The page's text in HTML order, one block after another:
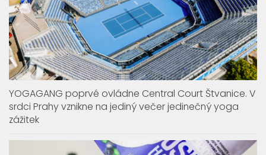
YOGAGANG poprvé ovládne Central Court Štvanice. V
srdci Prahy vznikne na jediný večer jedinečný yoga
zážitek